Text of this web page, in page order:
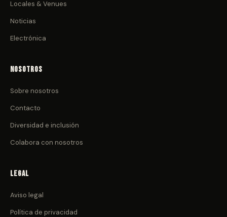
Locales & Venues
Noticias
Electrónica
Nosotros
Sobre nosotros
Contacto
Diversidad e inclusión
Colabora con nosotros
Legal
Aviso legal
Política de privacidad